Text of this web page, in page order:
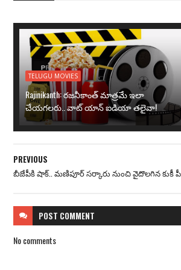
TELUGU MOVIES
Rajinikanth: రజనీకాంత్ మాత్రమే ఇలా
చేయగలరు.. వాట్ యాన్ ఐడియా తలైవా!
PREVIOUS
బీజేపీకి షాక్.. మణిపూర్ సర్కారు నుంచి వైదొలగిన కుకీ
POST COMMENT
No comments